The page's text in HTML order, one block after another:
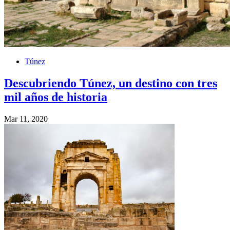
Túnez
Descubriendo Túnez, un destino con tres
mil años de historia
Mar 11, 2020